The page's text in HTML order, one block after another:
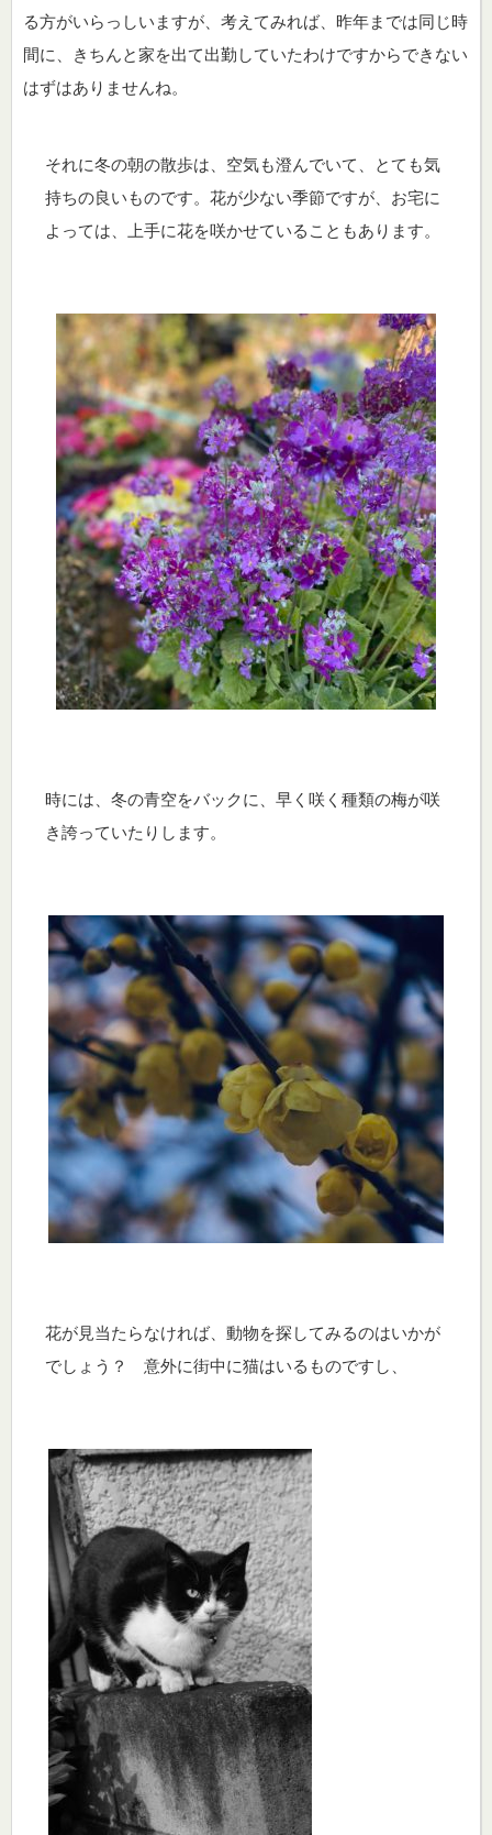
る方がいらっしいますが、考えてみれば、昨年までは同じ時
間に、きちんと家を出て出勤していたわけですからできない
はずはありませんね。
それに冬の朝の散歩は、空気も澄んでいて、とても気
持ちの良いものです。花が少ない季節ですが、お宅に
よっては、上手に花を咲かせていることもあります。
時には、冬の青空をバックに、 早く咲く種類の梅が咲
き誇っていたりします。
花が見当たらなければ、動物を探してみるのはいかが
でしょう？ 意外に街中に猫はいるものですし、